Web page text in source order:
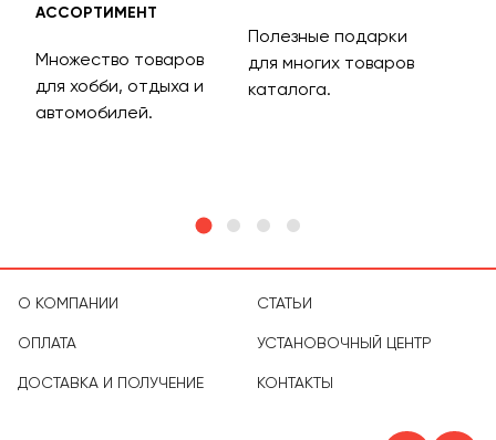
АССОРТИМЕНТ
Множество товаров
для хобби, отдыха и
автомобилей.
Полезные подарки
для многих товаров
каталога.
О КОМПАНИИ
ОПЛАТА
ДОСТАВКА И ПОЛУЧЕНИЕ
СТАТЬИ
УСТАНОВОЧНЫЙ ЦЕНТР
КОНТАКТЫ